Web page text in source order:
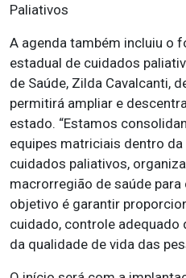
Paliativos
A agenda também incluiu o
estadual de cuidados
de Saúde, Zilda Cavalcanti,
permitirá ampliar e
estado. “Estamos
equipes matriciais dentro
cuidados paliativos,
macrorregião de saúde para
objetivo é garantir
cuidado, controle
da qualidade de vida das